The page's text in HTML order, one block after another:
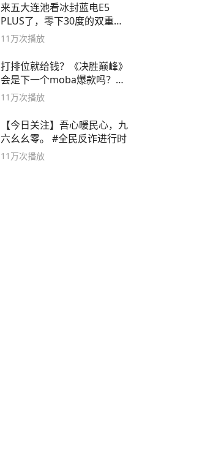
来五大连池看冰封蓝电E5
PLUS了，零下30度的双重冰
封40小时全录
11万次播放
打排位就给钱？《决胜巅峰》
会是下一个moba爆款吗？#
决胜巅峰
11万次播放
【今日关注】吾心暖民心，九
六幺幺零。 #全民反诈进行时
11万次播放